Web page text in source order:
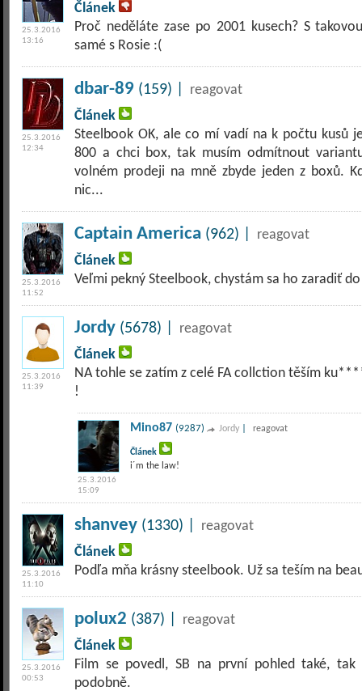
25.3.2016
13:16
Článek
Proč neděláte zase po 2001 kusech? S
samé s Rosie :(
25.3.2016
12:34
dbar-89 (159) |
reagovat
Článek
Steelbook OK, ale co mí vadí na k počtu kusů
800 a chci box, tak musím odmítnout
volném prodeji na mně zbyde jeden z boxů.
nic...
25.3.2016
11:52
Captain America (962) |
reagovat
Článek
Veľmi pekný Steelbook, chystám sa ho zaradiť
25.3.2016
11:39
Jordy (5678) |
reagovat
Článek
NA tohle se zatím z celé FA collction těším
!
25.3.2016
15:09
Mino87 (9287) Jordy reagovat
Článek
i´m the law!
25.3.2016
11:10
shanvey (1330) |
reagovat
Článek
Podľa mňa krásny steelbook. Už sa teším na
25.3.2016
00:53
polux2 (387) |
reagovat
Článek
Film se povedl, SB na první pohled také,
podobně.